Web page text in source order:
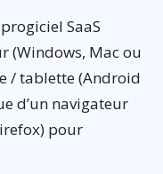
SaaS
(Windows, Mac ou
/ tablette (Android
d’un navigateur
pour